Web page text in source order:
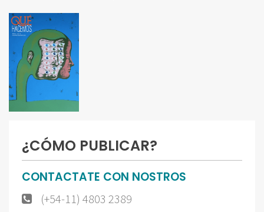
¿CÓMO PUBLICAR?
CONTACTATE CON NOSTROS
(+54-11) 4803 2389